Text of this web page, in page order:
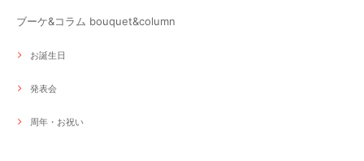
ブーケ&コラム bouquet&column
お誕生日
発表会
周年・お祝い